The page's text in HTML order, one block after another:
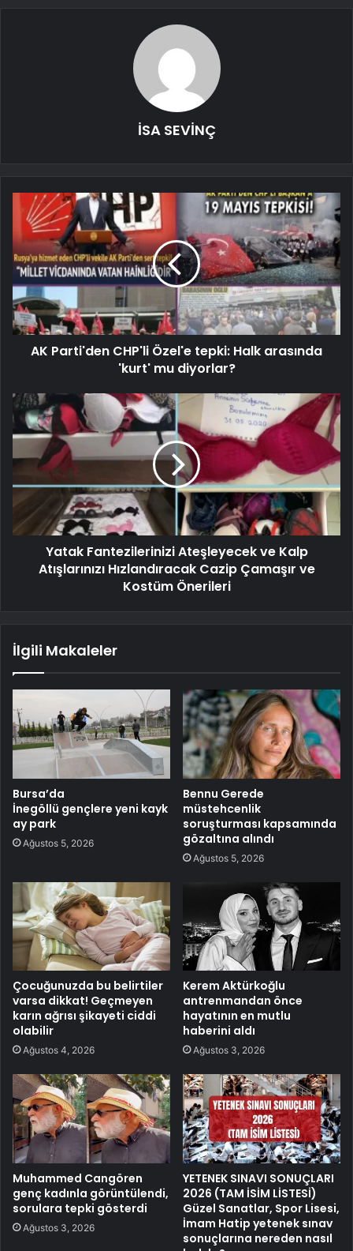
İSA SEVİNÇ
AK Parti'den CHP'li Özel'e tepki: Halk arasında
'kurt' mu diyorlar?
Yatak Fantezilerinizi Ateşleyecek ve Kalp
Atışlarınızı Hızlandıracak Cazip Çamaşır ve
Kostüm Önerileri
İlgili Makaleler
Bursa’da
İnegöllü gençlere yeni kayk
ay park
Ağustos 5, 2026
Bennu Gerede
müstehcenlik
soruşturması kapsamında
gözaltına alındı
Ağustos 5, 2026
Çocuğunuzda bu belirtiler
varsa dikkat! Geçmeyen
karın ağrısı şikayeti ciddi
olabilir
Ağustos 4, 2026
Kerem Aktürkoğlu
antrenmandan önce
hayatının en mutlu
haberini aldı
Ağustos 3, 2026
Muhammed Cangören
genç kadınla görüntülendi,
sorulara tepki gösterdi
Ağustos 3, 2026
YETENEK SINAVI SONUÇLARI
2026 (TAM İSİM LİSTESİ)
Güzel Sanatlar, Spor Lisesi,
İmam Hatip yetenek sınav
sonuçlarına nereden nasıl